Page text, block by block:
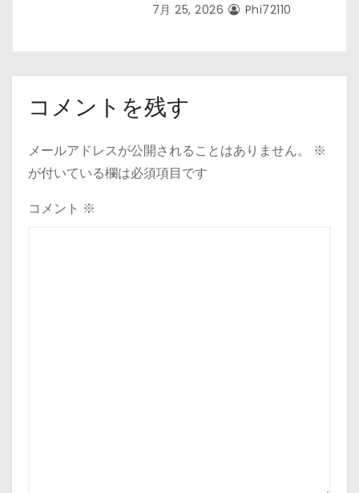
7月 25, 2026 Phi72110
コメントを残す
メールアドレスが公開されることはありません。
※
が付いている欄は必須項目です
コメント ※